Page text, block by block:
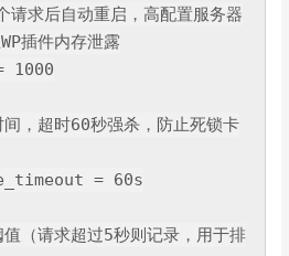
请求后自动重启，高配置服务器
插件内存泄露
1000
，超时60秒强杀，防止死锁卡
= 60s
（请求超过5秒则记录，用于排